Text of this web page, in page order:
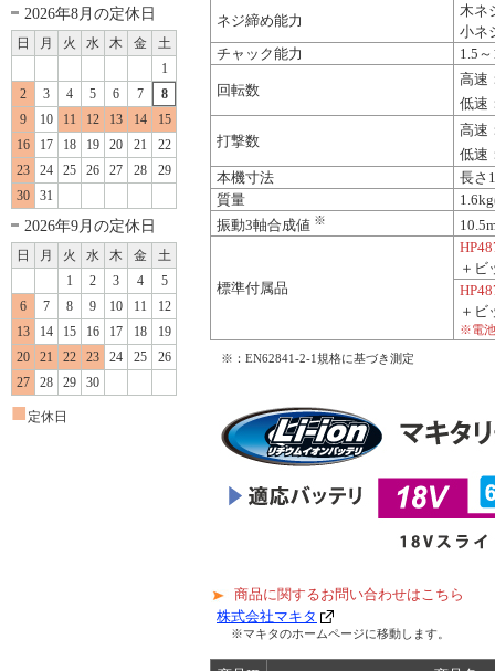
2026年8月の定休日
日 月 火 水 木 金
土
1
2
3 4 5 6 7
8
9
10 11 12 13 14
15
16
17 18 19 20 21
22
23
24 25 26 27 28
29
30
31
2026年9月の定休日
日 月 火 水 木 金
土
1
2 3 4
5
6
7 8 9 10 11
12
13
14 15 16 17 18
19
20
21 22 23 24 25
26
27
28 29 30
■ 定休日
ネジ締め能力
木ネ
小ネ
チャック能力
1.5
回転数
高速
低速
打撃数
高速
低速
本機寸法
長さ
質量
振動3軸合成値 ※
標準付属品
＋ビ
＋ビ
※電池
※：EN62841-2-1規格に基づき測定
商品に関するお問い合わせはこちら
株式会社マキタ
※マキタのホームページに移動します。